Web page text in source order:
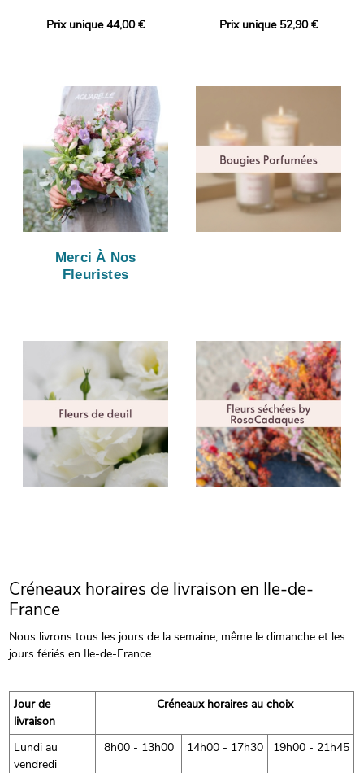
Prix unique 44,00 € Prix unique 52,90 €
Merci À Nos
Fleuristes
Créneaux horaires de livraison en Ile-de-
France
Nous livrons tous les jours de la semaine, même le dimanche et les
jours fériés en Ile-de-France.
Jour de
livraison
Créneaux horaires au choix
Lundi au
vendredi
8h00 - 13h00 14h00 - 17h30 19h00 - 21h45